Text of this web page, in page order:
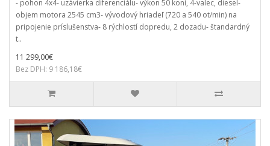
- pohon 4x4- uzávierka diferenciálu- výkon 50 koní, 4-valec, diesel-
objem motora 2545 cm3- vývodový hriadeľ (720 a 540 ot/min) na
pripojenie príslušenstva- 8 rýchlostí dopredu, 2 dozadu- štandardný
t..
11 299,00€
Bez DPH: 9 186,18€